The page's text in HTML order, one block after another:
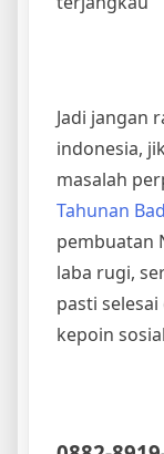
Jadi jangan
indonesia,
masalah
Tahunan
pembuatan
laba rugi,
pasti
kepoin